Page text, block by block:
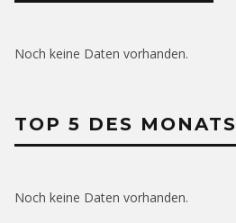
Noch keine Daten vorhanden.
TOP 5 DES MONATS
Noch keine Daten vorhanden.